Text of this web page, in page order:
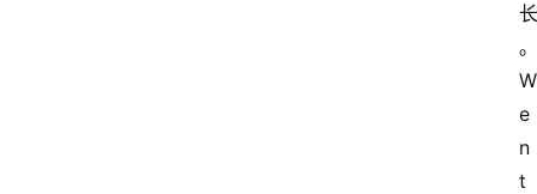
长
。
W
e
n
t